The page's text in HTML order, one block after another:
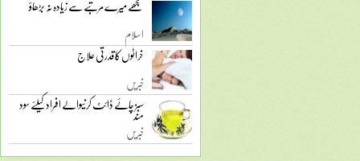
مجھے میرے مرتبے سے زیادہ نہ بڑھاؤ
اسلام
خراٹوں کا قدرتی علاج
خبریں
سبز چائے ڈائٹ کرنیوالے افراد کیلئے سود
مند
خبریں